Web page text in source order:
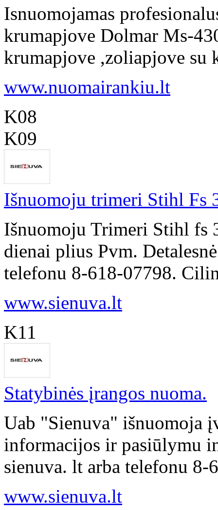
Isnuomojamas
krumapjove Dolmar Ms-
krumapjove ,zoliapjove su
www.nuomairankiu.lt
K08
K09
Išnuomoju trimeri Stihl Fs
Išnuomoju Trimeri Stihl fs
dienai plius Pvm.
telefonu 8-618-07798.
www.sienuva.lt
K11
Statybinės įrangos nuoma.
Uab "Sienuva" išnuomoja
informacijos ir pasiūlymu
sienuva. lt arba telefonu 8-
www.sienuva.lt